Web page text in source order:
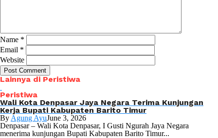
Name *
Email *
Website
Lainnya di Peristiwa
Peristiwa
Wali Kota Denpasar Jaya Negara Terima Kunjungan
Kerja Bupati Kabupaten Barito Timur
By Agung AyuJune 3, 2026
Denpasar – Wali Kota Denpasar, I Gusti Ngurah Jaya Negara
menerima kunjungan Bupati Kabupaten Barito Timur...